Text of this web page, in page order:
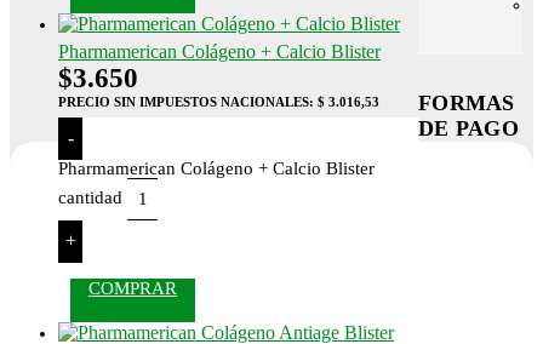
Pharmamerican Colágeno + Calcio Blister
$3.650
PRECIO SIN IMPUESTOS NACIONALES: $ 3.016,53
-
Pharmamerican Colágeno + Calcio Blister
cantidad
+
COMPRAR
FORMAS
DE PAGO